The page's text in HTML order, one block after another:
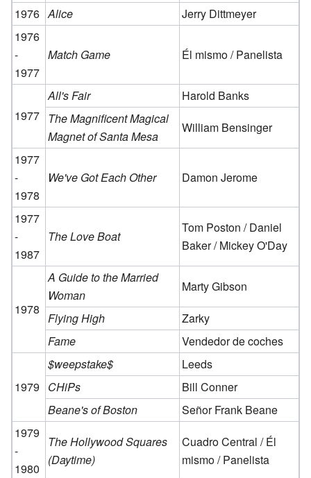
1976 Alice
Jerry Dittmeyer
1976
-
1977
Match Game Él mismo / Panelista
1977
All's Fair
Harold Banks
The Magnificent Magical
Magnet of Santa Mesa
William Bensinger
1977
-
1978
We've Got Each Other Damon Jerome
1977
-
1987
The Love Boat
Tom Poston / Daniel
Baker / Mickey O'Day
1978
A Guide to the Married
Woman
Marty Gibson
Flying High
Zarky
Fame
Vendedor de coches
1979
$weepstake$
Leeds
CHiPs
Bill Conner
Beane's of Boston
Señor Frank Beane
1979
-
1980
The Hollywood Squares
(Daytime)
Cuadro Central / Él
mismo / Panelista